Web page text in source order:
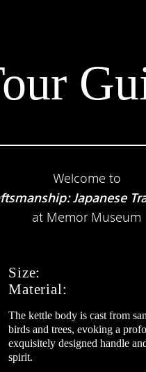
Welcome to
Japanese
at Memor Museum
Size:
Material:
The kettle body is cast from
birds and trees, evoking a
exquisitely designed handle
spirit.